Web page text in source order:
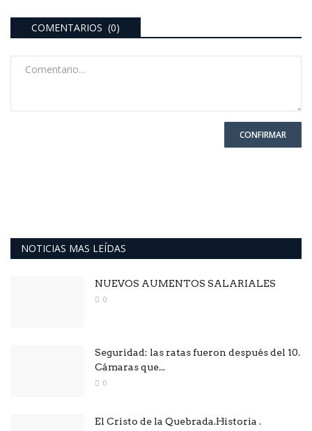
COMENTARIOS (0)
CONFIRMAR
NOTICIAS MAS LEÍDAS
NUEVOS AUMENTOS SALARIALES
0
Seguridad: las ratas fueron después del 10.
Cámaras que...
0
El Cristo de la Quebrada.Historia .